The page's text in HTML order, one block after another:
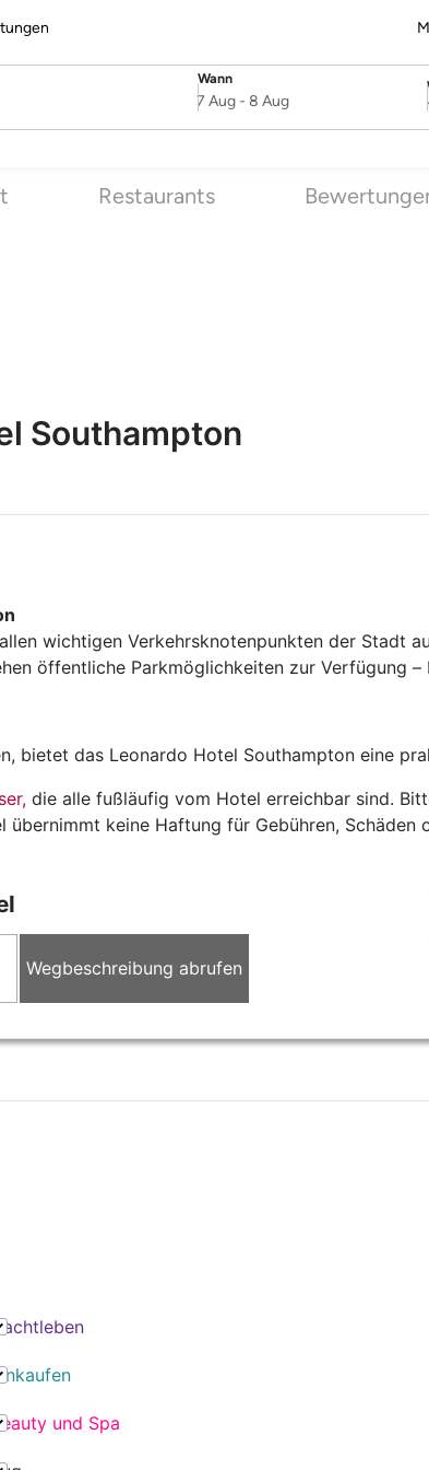
Wann
SelectDate
7 Aug- 8 Aug
Restaurants
Southampton
wichtigen Verkehrsknotenpunkten der Stadt
öffentliche Parkmöglichkeiten zur Verfügung
bietet das Leonardo Hotel Southampton eine
, die alle fußläufig vom Hotel erreichbar sind.
übernimmt keine Haftung für Gebühren,
Wegbeschreibung abrufen
und Spa